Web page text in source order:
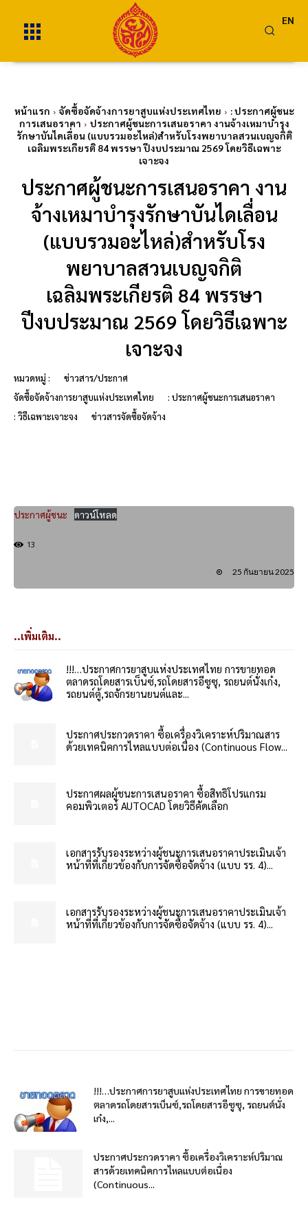
EN
หน้าแรก จัดซื้อจัดจ้างการยาสูบแห่งประเทศไทย
: ประกาศผู้ชนะ
การเสนอราคา
ประกาศผู้ชนะการเสนอราคา งานจ้างเหมาบำรุง
รักษาบันไดเลื่อน (แบบรวมอะไหล่)สำหรับโรงพยาบาลสวนเบญจกิติ
เฉลิมพระเกียรติ 84 พรรษา ปีงบประมาณ 2569 โดยวิธีเฉพาะ
เจาะจง
ประกาศผู้ชนะการเสนอราคา งาน
จ้างเหมาบำรุงรักษาบันไดเลื่อน
(แบบรวมอะไหล่)สำหรับโรง
พยาบาลสวนเบญจกิติ
เฉลิมพระเกียรติ 84 พรรษา
ปีงบประมาณ 2569 โดยวิธีเฉพาะ
เจาะจง
หมวดหมู่ :
ข่าวสาร/ประกาศ
จัดซื้อจัดจ้างการยาสูบแห่งประเทศไทย
: ประกาศผู้ชนะการเสนอราคา
: วิธีเฉพาะเจาะจง
ข่าวสารจัดซื้อจัดจ้าง
ประกาศผู้ชนะ ดาวน์โหลด
13
25 กันยายน 2025
..เพิ่มเติม..
!!!…ประกาศการยาสูบแห่งประเทศไทย การขายทอด
ตลาดรถโดยสารเบ็นซ์,รถโดยสารอีซูซุ, รถยนต์นั่งเก๋ง,
รถยนต์ตู้,รถจักรยานยนต์และ...
ประกาศประกวดราคา ซื้อเครื่องวิเคราะห์ปริมาณสาร
ด้วยเทคนิคการไหลแบบต่อเนื่อง (Continuous Flow...
ประกาศผลผู้ชนะการเสนอราคา ซื้อสิทธิโปรแกรม
คอมพิวเตอร์ AUTOCAD โดยวิธีคัดเลือก
เอกสารรับรองระหว่างผู้ชนะการเสนอราคาประเมินเจ้า
หน้าที่ที่เกี่ยวข้องกับการจัดซื้อจัดจ้าง (แบบ รร. 4)...
เอกสารรับรองระหว่างผู้ชนะการเสนอราคาประเมินเจ้า
หน้าที่ที่เกี่ยวข้องกับการจัดซื้อจัดจ้าง (แบบ รร. 4)...
!!!…ประกาศการยาสูบแห่งประเทศไทย การขายทอด
ตลาดรถโดยสารเบ็นซ์,รถโดยสารอีซูซุ, รถยนต์นั่ง
เก๋ง,...
ประกาศประกวดราคา ซื้อเครื่องวิเคราะห์ปริมาณ
สารด้วยเทคนิคการไหลแบบต่อเนื่อง
(Continuous...